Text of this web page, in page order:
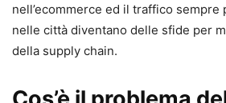
nell’ecommerce ed il traffico sempre
nelle città diventano delle sfide per
della supply chain.